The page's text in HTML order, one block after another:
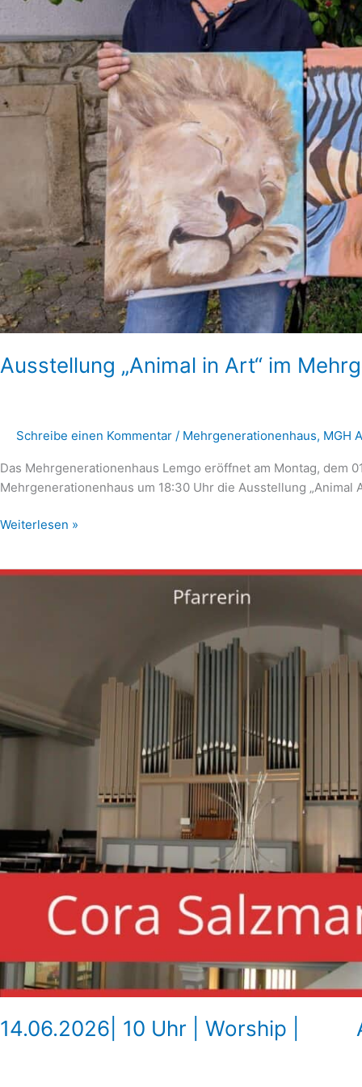
Ausstellung „Animal in Art“ im
Schreibe einen Kommentar / Mehrgenerationenhaus, MGH
Das Mehrgenerationenhaus Lemgo eröffnet am Montag, dem
Mehrgenerationenhaus um 18:30 Uhr die Ausstellung
Ausstellung
Weiterlesen »
14.06.2026| 10 Uhr | Worship |